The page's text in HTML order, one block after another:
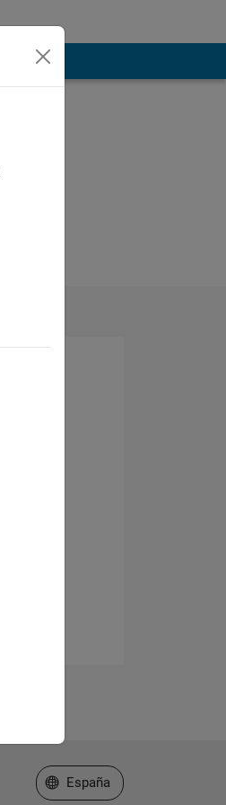
Seleccione un país/idioma
España